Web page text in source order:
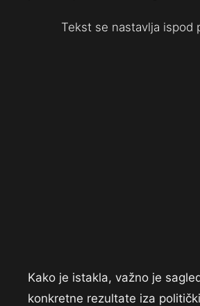
Tekst se nastavlja ispod
Kako je istakla, važno je
konkretne rezultate iza